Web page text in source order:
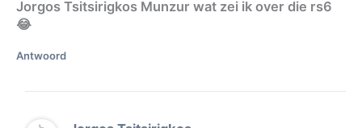
Jorgos Tsitsirigkos Munzur wat zei ik over die rs6
😂
Antwoord